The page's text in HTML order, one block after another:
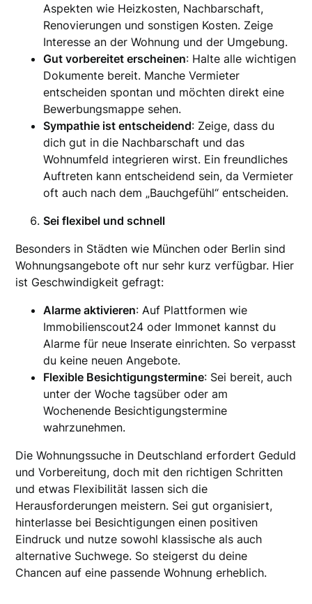
Aspekten wie Heizkosten, Nachbarschaft,
Renovierungen und sonstigen Kosten. Zeige
Interesse an der Wohnung und der Umgebung.
Gut vorbereitet erscheinen: Halte alle wichtigen
Dokumente bereit. Manche Vermieter
entscheiden spontan und möchten direkt eine
Bewerbungsmappe sehen.
Sympathie ist entscheidend: Zeige, dass du
dich gut in die Nachbarschaft und das
Wohnumfeld integrieren wirst. Ein freundliches
Auftreten kann entscheidend sein, da Vermieter
oft auch nach dem „Bauchgefühl“ entscheiden.
Sei flexibel und schnell
Besonders in Städten wie München oder Berlin sind
Wohnungsangebote oft nur sehr kurz verfügbar. Hier
ist Geschwindigkeit gefragt:
Alarme aktivieren: Auf Plattformen wie
Immobilienscout24 oder Immonet kannst du
Alarme für neue Inserate einrichten. So verpasst
du keine neuen Angebote.
Flexible Besichtigungstermine: Sei bereit, auch
unter der Woche tagsüber oder am
Wochenende Besichtigungstermine
wahrzunehmen.
Die Wohnungssuche in Deutschland erfordert Geduld
und Vorbereitung, doch mit den richtigen Schritten
und etwas Flexibilität lassen sich die
Herausforderungen meistern. Sei gut organisiert,
hinterlasse bei Besichtigungen einen positiven
Eindruck und nutze sowohl klassische als auch
alternative Suchwege. So steigerst du deine
Chancen auf eine passende Wohnung erheblich.